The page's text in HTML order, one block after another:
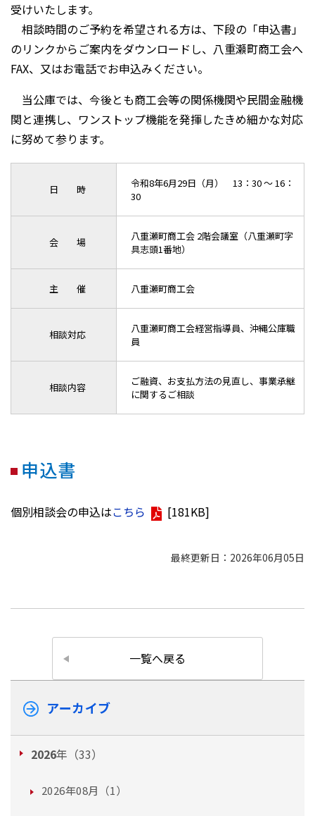
受けいたします。
相談時間のご予約を希望される方は、下段の「申込書」
のリンクからご案内をダウンロードし、八重瀬町商工会へ
FAX、又はお電話でお申込みください。
当公庫では、今後とも商工会等の関係機関や民間金融機
関と連携し、ワンストップ機能を発揮したきめ細かな対応
に努めて参ります。
日 時
令和8年6月29日（月） 13：30 ～ 16：
30
会 場
八重瀬町商工会 2階会議室（八重瀬町字
具志頭1番地）
主 催 八重瀬町商工会
相談対応
八重瀬町商工会経営指導員、沖縄公庫職
員
相談内容
ご融資、お支払方法の見直し、事業承継
に関するご相談
申込書
個別相談会の申込はこちら [181KB]
最終更新日：2026年06月05日
一覧へ戻る
アーカイブ
2026年（33）
2026年08月（1）